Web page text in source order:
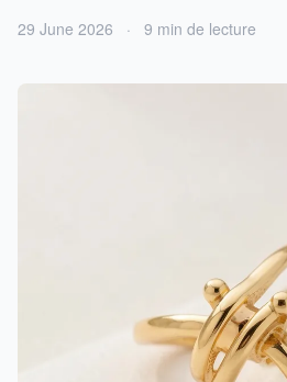
29 June 2026 · 9 min de lecture